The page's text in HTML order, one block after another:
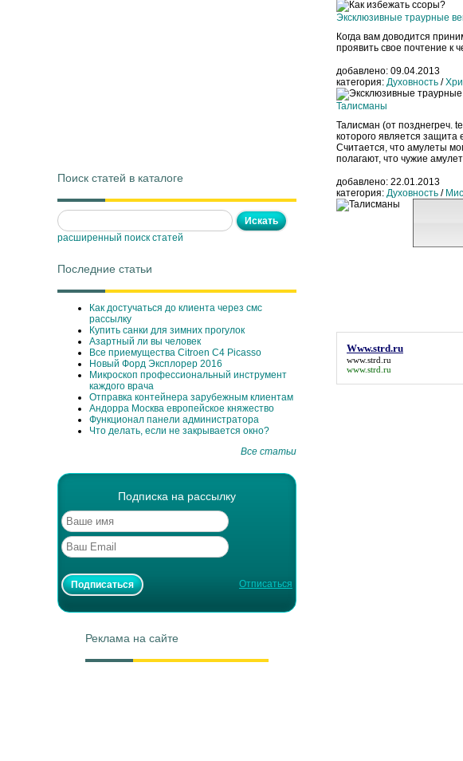
Поиск статей в каталоге
расширенный поиск статей
Последние статьи
Как достучаться до клиента через смс
рассылку
Купить санки для зимних прогулок
Азартный ли вы человек
Все приемущества Сitroen C4 Picasso
Новый Форд Эксплорер 2016
Микроскоп профессиональный инструмент
каждого врача
Отправка контейнера зарубежным клиентам
Андорра Москва европейское княжество
Функционал панели администратора
Что делать, если не закрывается окно?
Все статьи
Подписка на рассылку
Отписаться
Реклама на сайте
Эксклюзивные траурные
Когда вам доводится
проявить свое почтение к
добавлено: 09.04.2013
категория: Духовность /
Талисманы
Талисман (от позднегреч.
которого является защита
Считается, что амулеты
полагают, что чужие
добавлено: 22.01.2013
категория: Духовность /
Www.strd.ru
www.strd.ru
www.strd.ru